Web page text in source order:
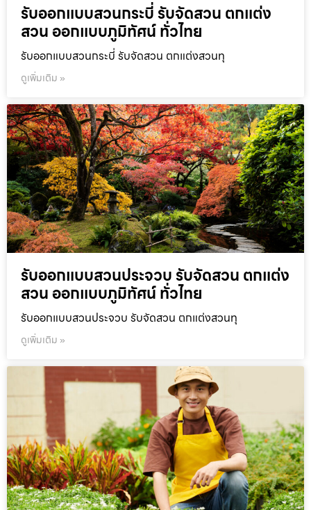
รับออกแบบสวนกระบี่ รับจัดสวน ตกแต่ง
สวน ออกแบบภูมิทัศน์ ทั่วไทย
รับออกแบบสวนกระบี่ รับจัดสวน ตกแต่งสวนทุ
ดูเพิ่มเติม »
รับออกแบบสวนประจวบ รับจัดสวน ตกแต่ง
สวน ออกแบบภูมิทัศน์ ทั่วไทย
รับออกแบบสวนประจวบ รับจัดสวน ตกแต่งสวนทุ
ดูเพิ่มเติม »